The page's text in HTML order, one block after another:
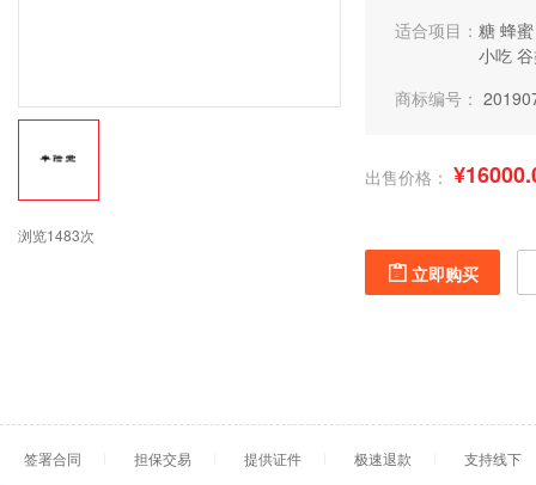
浏览1483次
适合项目： 糖 蜂蜜
小吃
商标编号：
出售价格：
立即购买
签署合同 担保交易 提供证件 极速退款 支持线下